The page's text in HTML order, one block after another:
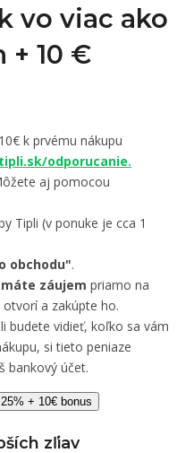
vo viac ako
+ 10 €
k prvému nákupu
odporucanie.
aj pomocou
Tipli (v ponuke je cca 1
obchodu".
záujem priamo na
a zakúpte ho.
budete vidieť, koľko sa vám
si tieto peniaze
bankový účet.
+ 10€ bonus
zľiav